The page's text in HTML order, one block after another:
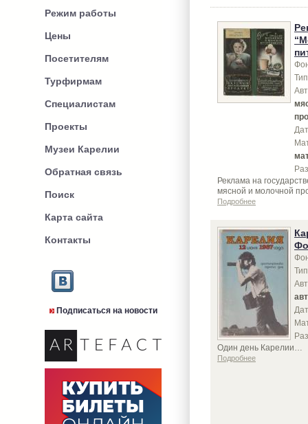
Режим работы
Цены
Посетителям
Турфирмам
Специалистам
Проекты
Музеи Карелии
Обратная связь
Поиск
Карта сайта
Контакты
Подписаться на новости
Реклама на
мясной и молочной
Подробнее
Один день Карелии…
Подробнее